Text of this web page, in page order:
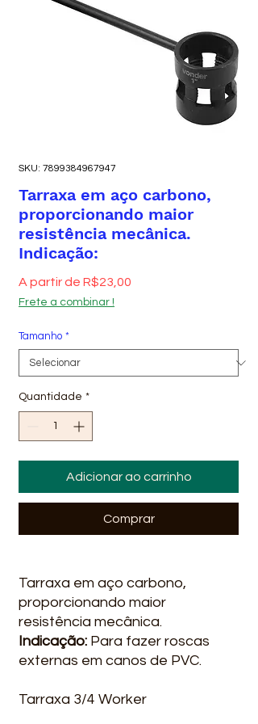
SKU: 7899384967947
Tarraxa em aço carbono,
proporcionando maior
resistência mecânica.
Indicação:
A partir de R$23,00
Frete a combinar !
Tamanho *
Quantidade *
Adicionar ao carrinho
Comprar
Tarraxa em aço carbono,
proporcionando maior
resistência mecânica.
Indicação: Para fazer roscas
externas em canos de PVC.
Tarraxa 3/4 Worker